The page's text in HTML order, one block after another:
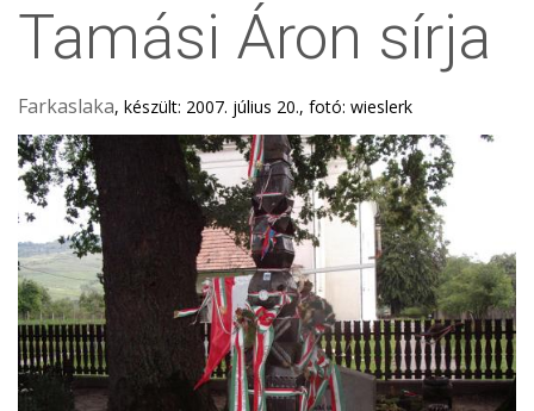
Tamási Áron sírja
Farkaslaka, készült: 2007. július 20., fotó: wieslerk